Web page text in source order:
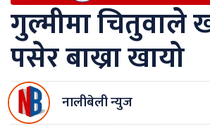
गुल्मीमा चितुवाले
पसेर बाख्रा खायो
नालीबेली न्युज